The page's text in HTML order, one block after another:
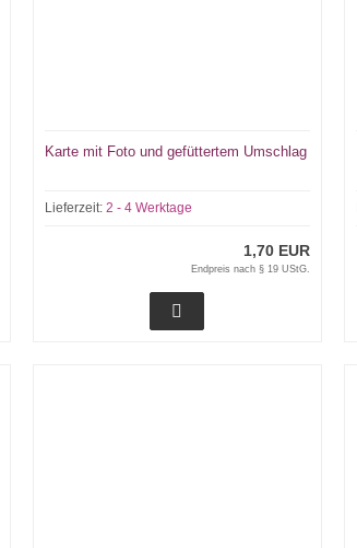
Karte mit Foto und gefüttertem Umschlag
Lieferzeit: 2 - 4 Werktage
1,70 EUR
Endpreis nach § 19 UStG.